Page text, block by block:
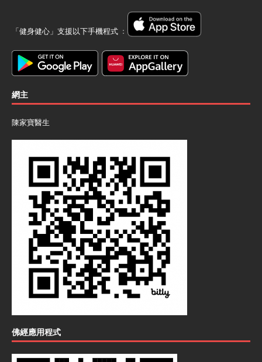
「健身健心」支援以下手機程式 ﹕
網主
陳家寶醫生
佛經應用程式